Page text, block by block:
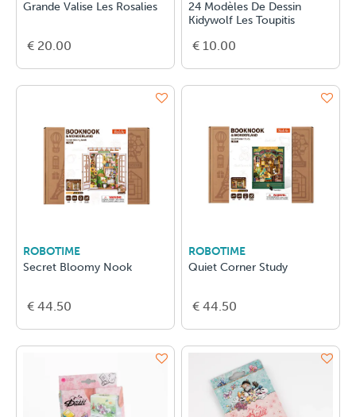
Grande Valise Les Rosalies
€ 20.00
24 Modèles De Dessin
Kidywolf Les Toupitis
€ 10.00
ROBOTIME
Secret Bloomy Nook
€ 44.50
ROBOTIME
Quiet Corner Study
€ 44.50